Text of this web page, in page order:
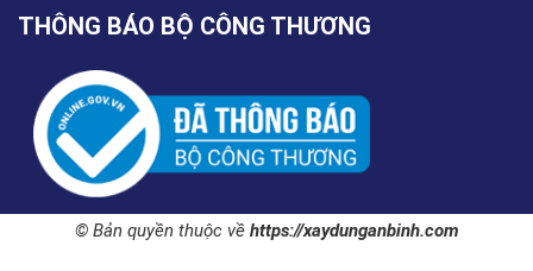
THÔNG BÁO BỘ CÔNG THƯƠNG
© Bản quyền thuộc về https://xaydunganbinh.com